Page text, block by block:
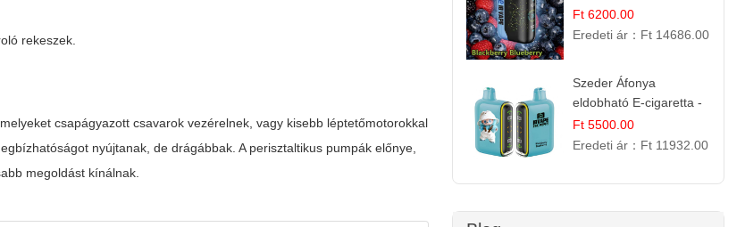
rekeszek.
csapágyazott csavarok vezérelnek, vagy kisebb léptetőmotorokkal
nyújtanak, de drágábbak. A perisztaltikus pumpák előnye,
megoldást kínálnak.
Használatos E-cigaretta
| Prémium Ízélmény
Ft 6200.00
Eredeti ár： Ft 14686.00
Szeder Áfonya
eldobható E-cigaretta -
25.000 Slukk | Prémium
Gyümölcs Íz
Ft 5500.00
Eredeti ár： Ft 11932.00